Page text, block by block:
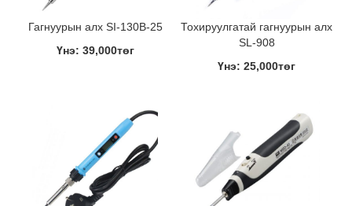
Гагнуурын алх SI-130B-25
Үнэ: 39,000төг
Тохируулгатай гагнуурын алх
SL-908
Үнэ: 25,000төг